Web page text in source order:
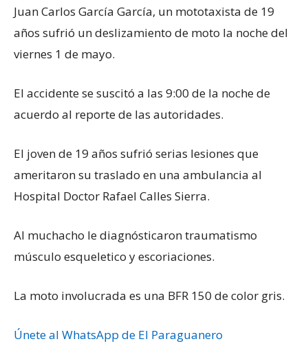
Juan Carlos García García, un mototaxista de 19
años sufrió un deslizamiento de moto la noche del
viernes 1 de mayo.
El accidente se suscitó a las 9:00 de la noche de
acuerdo al reporte de las autoridades.
El joven de 19 años sufrió serias lesiones que
ameritaron su traslado en una ambulancia al
Hospital Doctor Rafael Calles Sierra.
Al muchacho le diagnósticaron traumatismo
músculo esqueletico y escoriaciones.
La moto involucrada es una BFR 150 de color gris.
Únete al WhatsApp de El Paraguanero